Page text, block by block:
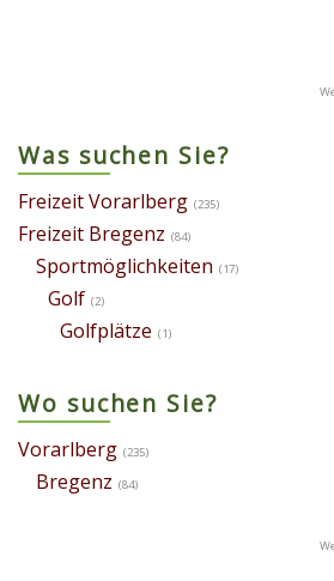
Was suchen Sie?
Freizeit Vorarlberg (235)
Freizeit Bregenz (84)
Sportmöglichkeiten (17)
Golf (2)
Golfplätze (1)
Wo suchen Sie?
Vorarlberg (235)
Bregenz (84)